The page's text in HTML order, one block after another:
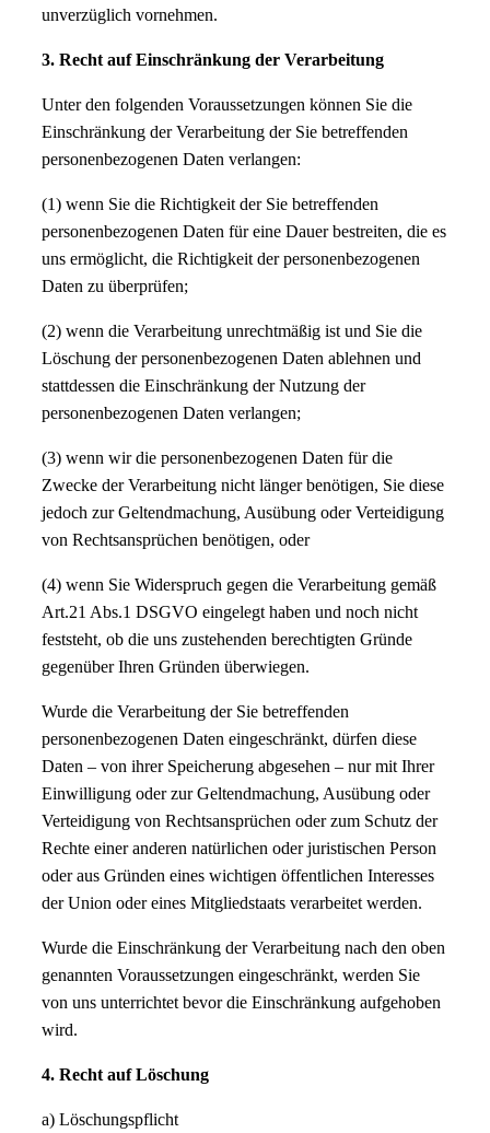
unverzüglich vornehmen.
3. Recht auf Einschränkung der Verarbeitung
Unter den folgenden Voraussetzungen können Sie die
Einschränkung der Verarbeitung der Sie betreffenden
personenbezogenen Daten verlangen:
(1) wenn Sie die Richtigkeit der Sie betreffenden
personenbezogenen Daten für eine Dauer bestreiten, die es
uns ermöglicht, die Richtigkeit der personenbezogenen
Daten zu überprüfen;
(2) wenn die Verarbeitung unrechtmäßig ist und Sie die
Löschung der personenbezogenen Daten ablehnen und
stattdessen die Einschränkung der Nutzung der
personenbezogenen Daten verlangen;
(3) wenn wir die personenbezogenen Daten für die
Zwecke der Verarbeitung nicht länger benötigen, Sie diese
jedoch zur Geltendmachung, Ausübung oder Verteidigung
von Rechtsansprüchen benötigen, oder
(4) wenn Sie Widerspruch gegen die Verarbeitung gemäß
Art.21 Abs.1 DSGVO eingelegt haben und noch nicht
feststeht, ob die uns zustehenden berechtigten Gründe
gegenüber Ihren Gründen überwiegen.
Wurde die Verarbeitung der Sie betreffenden
personenbezogenen Daten eingeschränkt, dürfen diese
Daten – von ihrer Speicherung abgesehen – nur mit Ihrer
Einwilligung oder zur Geltendmachung, Ausübung oder
Verteidigung von Rechtsansprüchen oder zum Schutz der
Rechte einer anderen natürlichen oder juristischen Person
oder aus Gründen eines wichtigen öffentlichen Interesses
der Union oder eines Mitgliedstaats verarbeitet werden.
Wurde die Einschränkung der Verarbeitung nach den oben
genannten Voraussetzungen eingeschränkt, werden Sie
von uns unterrichtet bevor die Einschränkung aufgehoben
wird.
4. Recht auf Löschung
a) Löschungspflicht